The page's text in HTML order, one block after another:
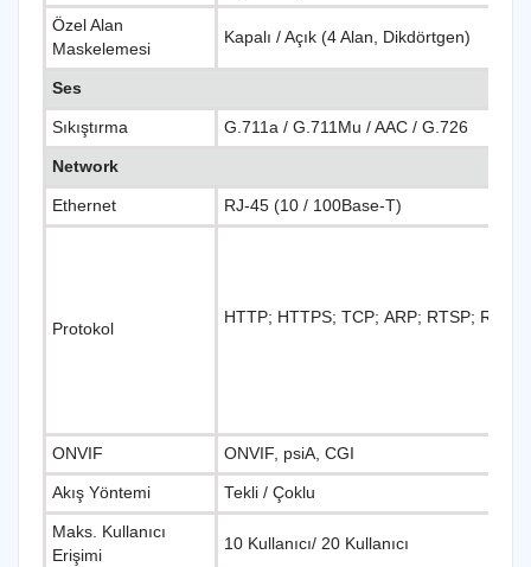
Özel Alan
Maskelemesi
Kapalı / Açık (4 Alan, Dikdörtgen)
Ses
Sıkıştırma G.711a / G.711Mu / AAC / G.726
Network
Ethernet RJ-45 (10 / 100Base-T)
Protokol
HTTP; HTTPS; TCP; ARP; RTSP; RTP;
ONVIF ONVIF, psiA, CGI
Akış Yöntemi Tekli / Çoklu
Maks. Kullanıcı
Erişimi
10 Kullanıcı/ 20 Kullanıcı